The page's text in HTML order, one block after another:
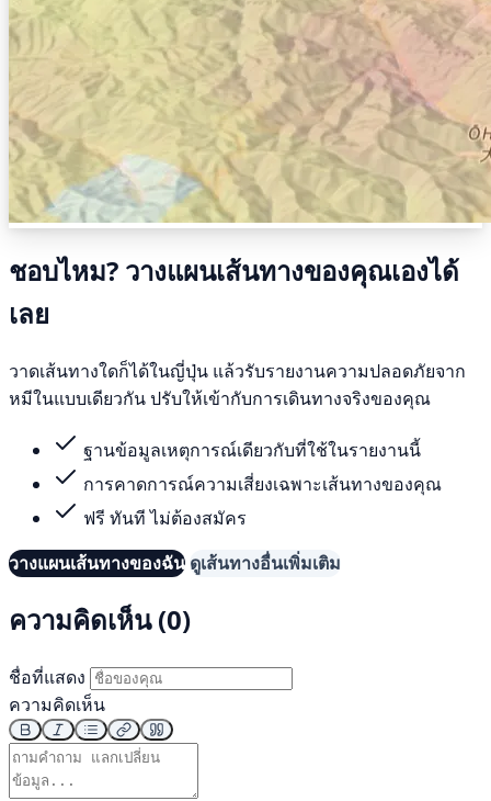
ชอบไหม? วางแผนเส้นทางของคุณเองได้
เลย
วาดเส้นทางใดก็ได้ในญี่ปุ่น แล้วรับรายงานความปลอดภัยจาก
หมีในแบบเดียวกัน ปรับให้เข้ากับการเดินทางจริงของคุณ
ฐานข้อมูลเหตุการณ์เดียวกับที่ใช้ในรายงานนี้
การคาดการณ์ความเสี่ยงเฉพาะเส้นทางของคุณ
ฟรี ทันที ไม่ต้องสมัคร
วางแผนเส้นทางของฉัน ดูเส้นทางอื่นเพิ่มเติม
ความคิดเห็น (0)
ชื่อที่แสดง
ความคิดเห็น